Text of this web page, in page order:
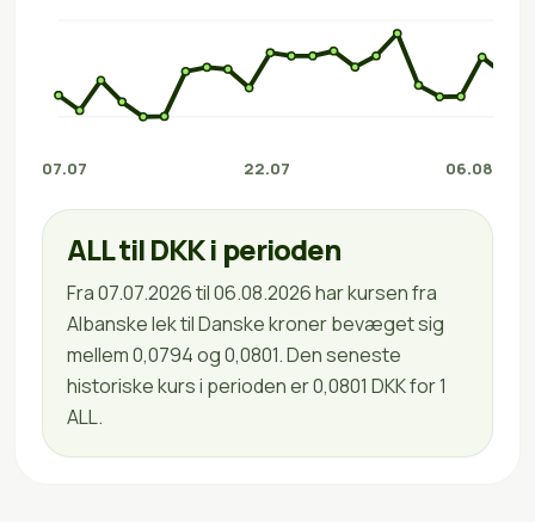
07.07 22.07 06.08
ALL til DKK i perioden
Fra 07.07.2026 til 06.08.2026 har kursen fra
Albanske lek til Danske kroner bevæget sig
mellem 0,0794 og 0,0801. Den seneste
historiske kurs i perioden er 0,0801 DKK for 1
ALL.